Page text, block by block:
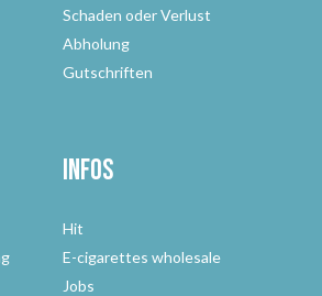
Schaden oder Verlust
Abholung
Gutschriften
Infos
Hit
E-cigarettes wholesale
Jobs